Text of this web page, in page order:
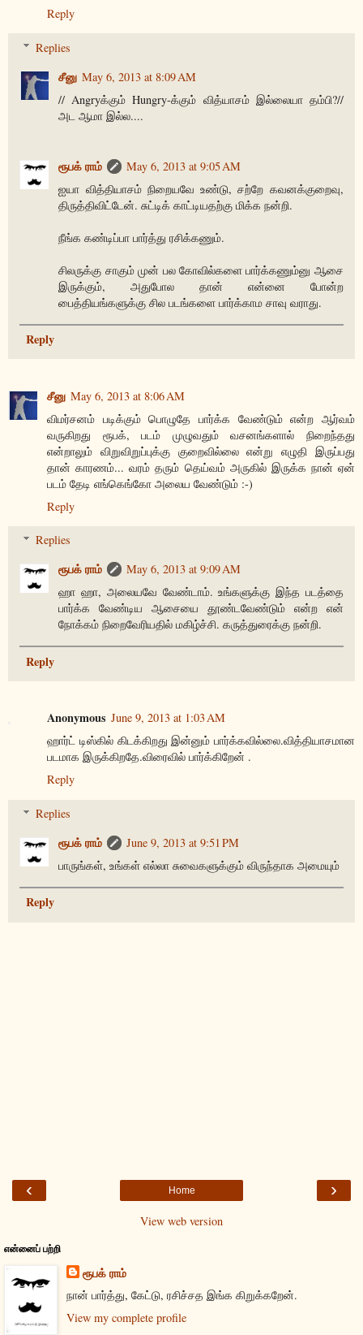
Reply
Replies
சீனு May 6, 2013 at 8:09 AM
// Angryக்கும் Hungry-க்கும் வித்யாசம் இல்லையா தம்பி?//
அட ஆமா இல்ல....
ரூபக் ராம்
May 6, 2013 at 9:05 AM
ஐயா வித்தியாசம் நிறையவே உண்டு, சற்றே கவனக்குறைவு,
திருத்திவிட்டேன். சுட்டிக் காட்டியதற்கு மிக்க நன்றி.
நீங்க கண்டிப்பா பார்த்து ரசிக்கணும்.
சிலருக்கு சாகும் முன் பல கோவில்களை பார்க்கணும்னு ஆசை
இருக்கும், அதுபோல தான் என்னை போன்ற
பைத்தியங்களுக்கு சில படங்களை பார்க்காம சாவு வராது.
Reply
சீனு May 6, 2013 at 8:06 AM
விமர்சனம் படிக்கும் பொழுதே பார்க்க வேண்டும் என்ற ஆர்வம்
வருகிறது ரூபக், படம் முழுவதும் வசனங்களால் நிறைந்தது
என்றாலும் விறுவிறுப்புக்கு குறைவில்லை என்று எழுதி இருப்பது
தான் காரணம்... வரம் தரும் தெய்வம் அருகில் இருக்க நான் ஏன்
படம் தேடி எங்கெங்கோ அலைய வேண்டும் :-)
Reply
Replies
ரூபக் ராம்
May 6, 2013 at 9:09 AM
ஹா ஹா, அலையவே வேண்டாம். உங்களுக்கு இந்த படத்தை
பார்க்க வேண்டிய ஆசையை தூண்டவேண்டும் என்ற என்
நோக்கம் நிறைவேரியதில் மகிழ்ச்சி. கருத்துரைக்கு நன்றி.
Reply
Anonymous June 9, 2013 at 1:03 AM
ஹார்ட் டிஸ்கில் கிடக்கிறது இன்னும் பார்க்கவில்லை.வித்தியாசமான
படமாக இருக்கிறதே.விரைவில் பார்க்கிறேன் .
Reply
Replies
ரூபக் ராம்
June 9, 2013 at 9:51 PM
பாருங்கள், உங்கள் எல்லா சுவைகளுக்கும் விருந்தாக அமையும்
Reply
‹ ›
Home
View web version
என்னைப் பற்றி
ரூபக் ராம்
நான் பார்த்து, கேட்டு, ரசிச்சத இங்க கிறுக்கறேன்.
View my complete profile